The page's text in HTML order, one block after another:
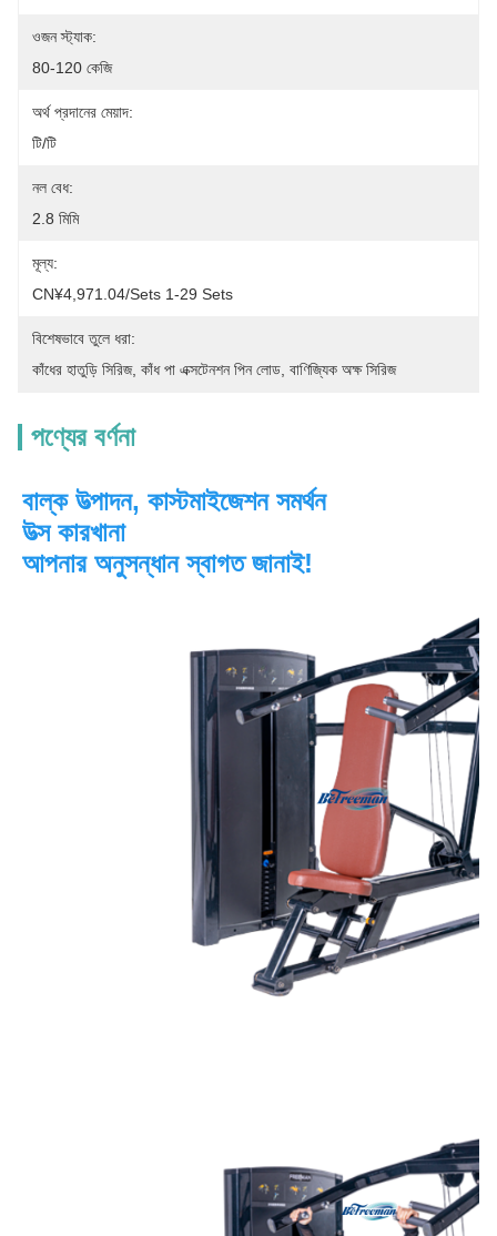
ওজন স্ট্যাক:
80-120 কেজি
অর্থ প্রদানের মেয়াদ:
টি/টি
নল বেধ:
2.8 মিমি
মূল্য:
CN¥4,971.04/sets 1-29 Sets
বিশেষভাবে তুলে ধরা:
কাঁধের হাতুড়ি সিরিজ, কাঁধ পা এক্সটেনশন পিন লোড বাণিজ্যিক অক্ষ সিরিজ
পণ্যের বর্ণনা
বাল্ক উত্পাদন, কাস্টমাইজেশন সমর্থন
উত্স কারখানা
আপনার অনুসন্ধান স্বাগত জানাই!